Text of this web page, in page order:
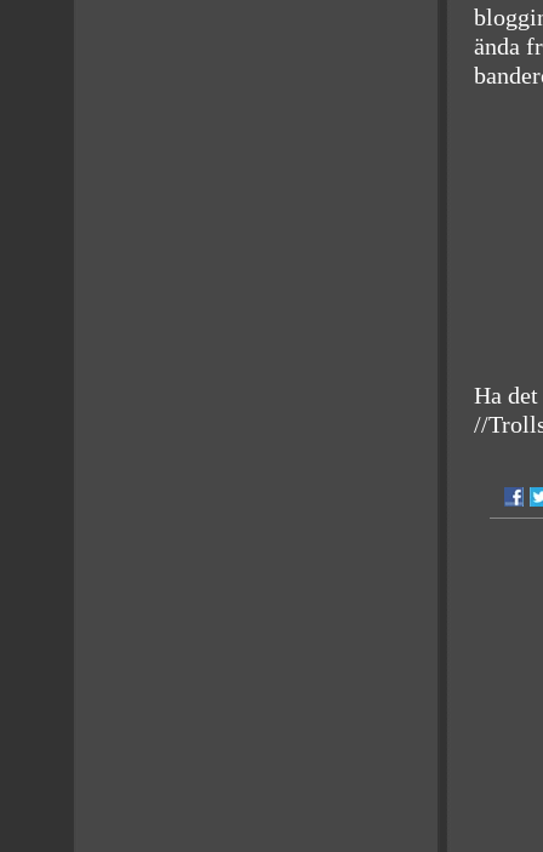
ända
Ha
//